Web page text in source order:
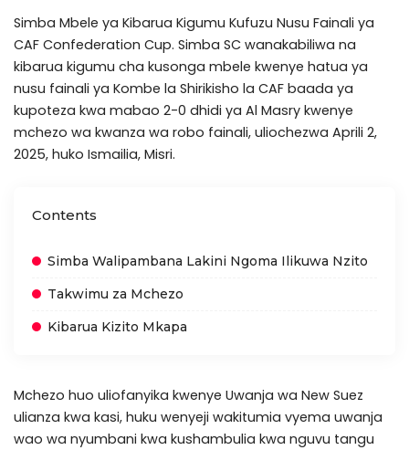
Simba Mbele ya Kibarua Kigumu Kufuzu Nusu Fainali ya
CAF Confederation Cup. Simba SC wanakabiliwa na
kibarua kigumu cha kusonga mbele kwenye hatua ya
nusu fainali ya Kombe la Shirikisho la CAF baada ya
kupoteza kwa mabao 2-0 dhidi ya Al Masry kwenye
mchezo wa kwanza wa robo fainali, uliochezwa Aprili 2,
2025, huko Ismailia, Misri.
Contents
Simba Walipambana Lakini Ngoma Ilikuwa Nzito
Takwimu za Mchezo
Kibarua Kizito Mkapa
Mchezo huo uliofanyika kwenye Uwanja wa New Suez
ulianza kwa kasi, huku wenyeji wakitumia vyema uwanja
wao wa nyumbani kwa kushambulia kwa nguvu tangu